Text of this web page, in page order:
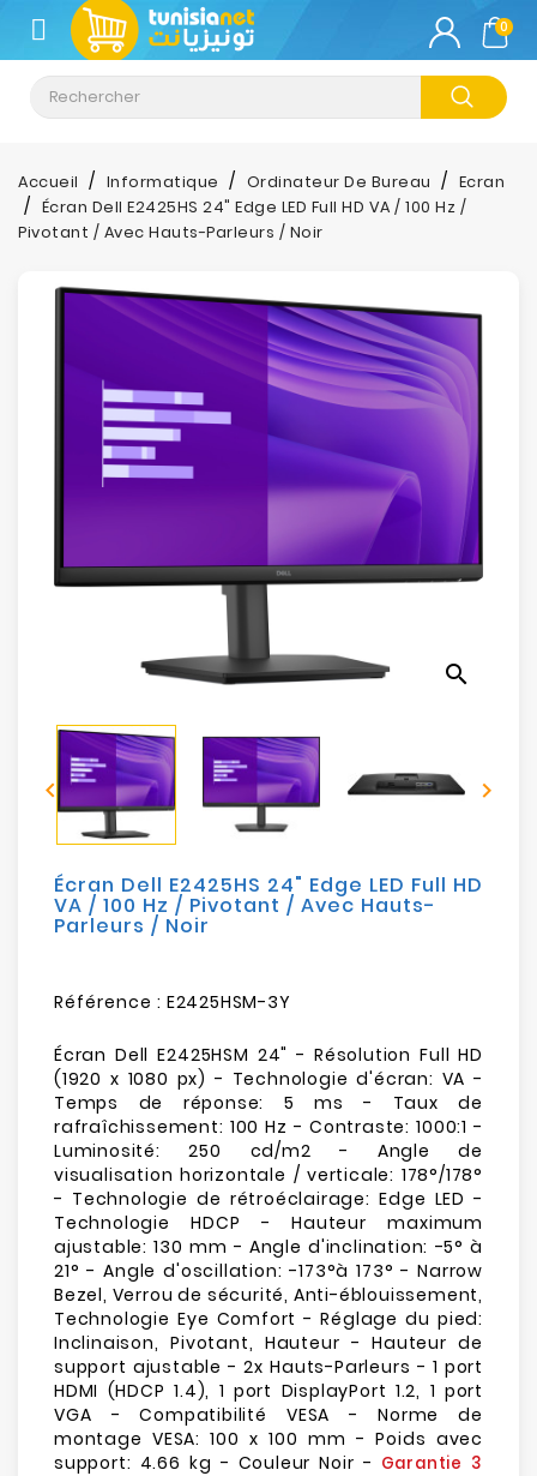
CATÉGORIE
Climatisation
Informatique
Téléphonie
Stockage
Electroménager
Sécurité
Mobilités
Loisirs
0
Accueil Informatique Ordinateur De Bureau
Ecran
Écran Dell E2425HS 24" Edge LED Full HD VA / 100 Hz /
Pivotant / Avec Hauts-Parleurs / Noir
search
 
Écran Dell E2425HS 24" Edge LED Full HD
VA / 100 Hz / Pivotant / Avec Hauts-
Parleurs / Noir
Référence : E2425HSM-3Y
Écran Dell E2425HSM 24" - Résolution Full HD
(1920 x 1080 px) - Technologie d'écran: VA -
Temps de réponse: 5 ms - Taux de
rafraîchissement: 100 Hz - Contraste: 1000:1 -
Luminosité: 250 cd/m2 - Angle de
visualisation horizontale / verticale: 178°/178°
- Technologie de rétroéclairage: Edge LED -
Technologie HDCP - Hauteur maximum
ajustable: 130 mm - Angle d'inclination: -5° à
21° - Angle d'oscillation: -173°à 173° - Narrow
Bezel, Verrou de sécurité, Anti-éblouissement,
Technologie Eye Comfort - Réglage du pied:
Inclinaison, Pivotant, Hauteur - Hauteur de
support ajustable - 2x Hauts-Parleurs - 1 port
HDMI (HDCP 1.4), 1 port DisplayPort 1.2, 1 port
VGA - Compatibilité VESA - Norme de
montage VESA: 100 x 100 mm - Poids avec
support: 4.66 kg - Couleur Noir - Garantie 3